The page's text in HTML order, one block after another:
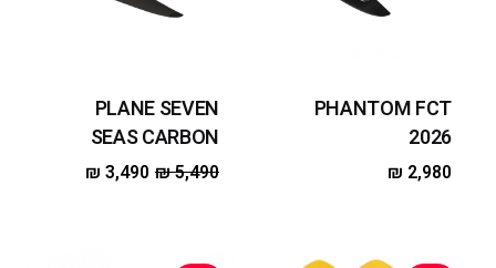
PHANTOM FCT
2026
₪ 2,980
PLANE SEVEN
SEAS CARBON
₪5,490
₪ 3,490